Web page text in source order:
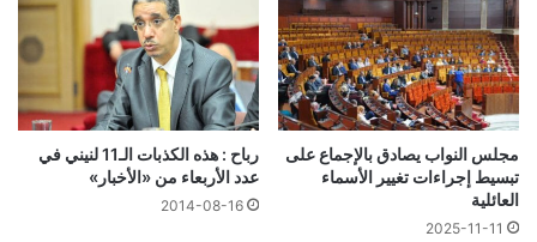
مجلس النواب يصادق بالإجماع على
تبسيط إجراءات تغيير الأسماء
العائلية
2025-11-11
رباح : هذه الكذبات الـ11 لنيني في
عدد الأربعاء من «الأخبار»
2014-08-16